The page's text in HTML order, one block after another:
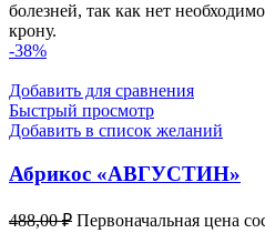
болезней, так как нет
крону.
-38%
Добавить для сравнения
Быстрый просмотр
Добавить в список желаний
Абрикос «АВГУСТИН»
488,00₽ Первоначальная цена